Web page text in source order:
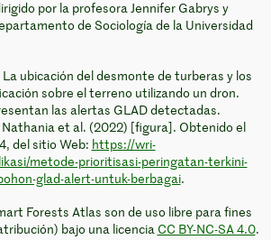
por la profesora Jennifer Gabrys y
de Sociología de la Universidad
La ubicación del desmonte de turberas y los
sobre el terreno utilizando un dron.
las alertas GLAD detectadas.
Nathania et al. (2022) [figura]. Obtenido el
del sitio Web: https://wri-
metode-prioritisasi-peringatan-terkini-
glad-alert-untuk-berbagai.
Forests Atlas son de uso libre para fines
bajo una licencia CC BY-NC-SA 4.0.